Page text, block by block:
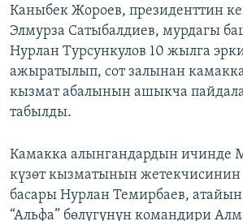
Каныбек Жороев, президенттин
Элмурза Сатыбалдиев, мурдагы
Нурлан Турсункулов 10 жылга
ажыратылып, сот залынан
кызмат абалынын ашыкча
табылды.
Камакка алынгандардын ичинде
күзөт кызматынын жетекчисинин
басары Нурлан Темирбаев,
“Альфа” бөлүгүнүн командири